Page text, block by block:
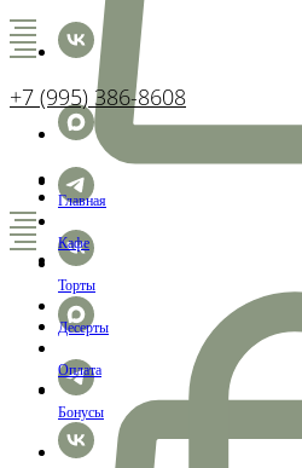
+7 (995) 386-8608
Главная
Кафе
Торты
Десерты
Оплата
Бонусы